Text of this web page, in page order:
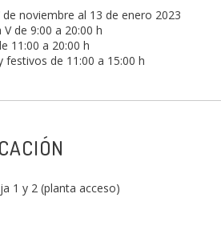
de noviembre al 13 de enero 2023
de 9:00 a 20:00 h
11:00 a 20:00 h
festivos de 11:00 a 15:00 h
1 y 2 (planta acceso)